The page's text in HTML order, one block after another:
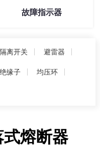
故障指示器
隔离开关 避雷器
缘子 均压环
熔断器